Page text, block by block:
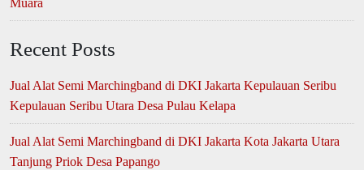
Recent Posts
Jual Alat Semi Marchingband di DKI Jakarta Kepulauan Seribu
Kepulauan Seribu Utara Desa Pulau Kelapa
Jual Alat Semi Marchingband di DKI Jakarta Kota Jakarta Utara
Tanjung Priok Desa Papango